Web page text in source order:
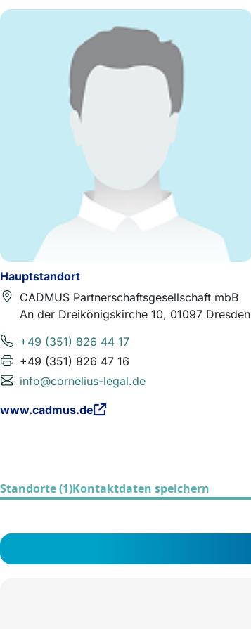
Hauptstandort
CADMUS Partnerschaftsgesellschaft mbB
An der Dreikönigskirche 10, 01097 Dresden
+49 (351) 826 44 17
+49 (351) 826 47 16
info@cornelius-legal.de
www.cadmus.de
Standorte (1)Kontaktdaten speichern